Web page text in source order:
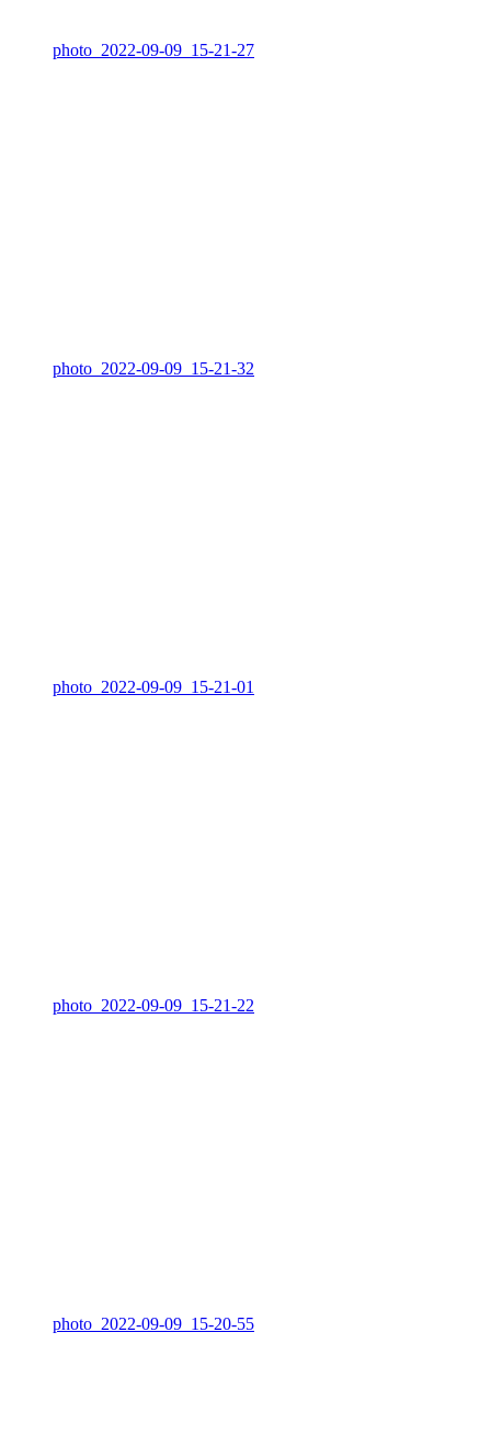
photo_2022-09-09_15-21-27
photo_2022-09-09_15-21-32
photo_2022-09-09_15-21-01
photo_2022-09-09_15-21-22
photo_2022-09-09_15-20-55